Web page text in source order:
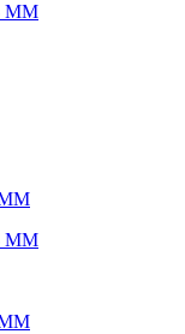
ММ
ММ
ММ
ММ